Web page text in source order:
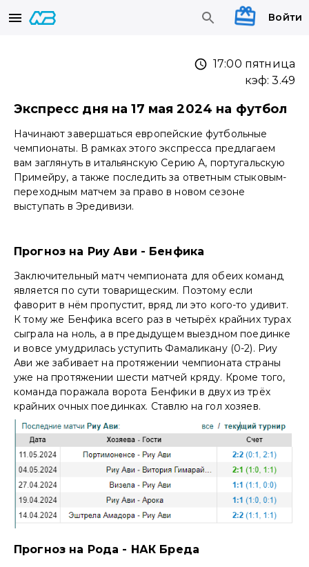
Войти
17:00 пятница
кэф:3.49
Экспресс дня на 17 мая 2024 на футбол
Начинают завершаться европейские футбольные
чемпионаты. В рамках этого экспресса предлагаем
вам заглянуть в итальянскую Серию А, португальскую
Примейру, а также последить за ответным стыковым-
переходным матчем за право в новом сезоне
выступать в Эредивизи.
Прогноз на Риу Ави - Бенфика
Заключительный матч чемпионата для обеих команд
является по сути товарищеским. Поэтому если
фаворит в нём пропустит, вряд ли это кого-то удивит.
К тому же Бенфика всего раз в четырёх крайних турах
сыграла на ноль, а в предыдущем выездном поединке
и вовсе умудрилась уступить Фамаликану (0-2). Риу
Ави же забивает на протяжении чемпионата страны
уже на протяжении шести матчей кряду. Кроме того,
команда поражала ворота Бенфики в двух из трёх
крайних очных поединках. Ставлю на гол хозяев.
Прогноз на Рода - НАК Бреда